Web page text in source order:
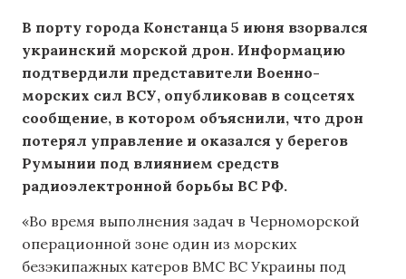
В порту города Констанца 5 июня взорвался
украинский морской дрон. Информацию
подтвердили представители Военно-
морских сил ВСУ, опубликовав в соцсетях
сообщение, в котором объяснили, что дрон
потерял управление и оказался у берегов
Румынии под влиянием средств
радиоэлектронной борьбы ВС РФ.
«Во время выполнения задач в Черноморской
операционной зоне один из морских
безэкипажных катеров ВМС ВС Украины под